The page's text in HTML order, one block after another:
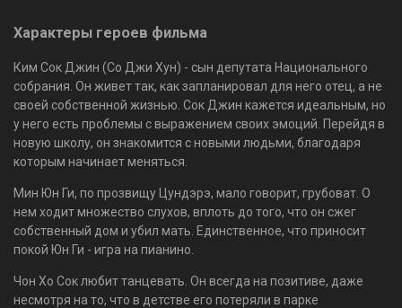
Характеры героев фильма
Ким Сок Джин (Со Джи Хун) - сын депутата Национального
собрания. Он живет так, как запланировал для него отец, а не
своей собственной жизнью. Сок Джин кажется идеальным, но
у него есть проблемы с выражением своих эмоций. Перейдя в
новую школу, он знакомится с новыми людьми, благодаря
которым начинает меняться.
Мин Юн Ги, по прозвищу Цундэрэ, мало говорит, грубоват. О
нем ходит множество слухов, вплоть до того, что он сжег
собственный дом и убил мать. Единственное, что приносит
покой Юн Ги - игра на пианино.
Чон Хо Сок любит танцевать. Он всегда на позитиве, даже
несмотря на то, что в детстве его потеряли в парке